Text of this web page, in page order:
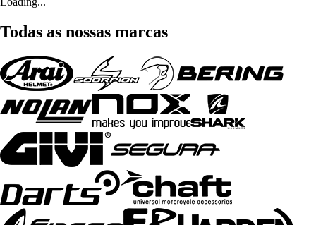
Todas as nossas marcas